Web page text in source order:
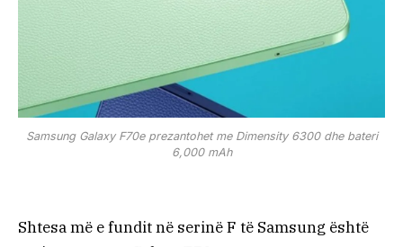
Samsung Galaxy F70e prezantohet me Dimensity 6300 dhe bateri
6,000 mAh
Shtesa më e fundit në serinë F të Samsung është